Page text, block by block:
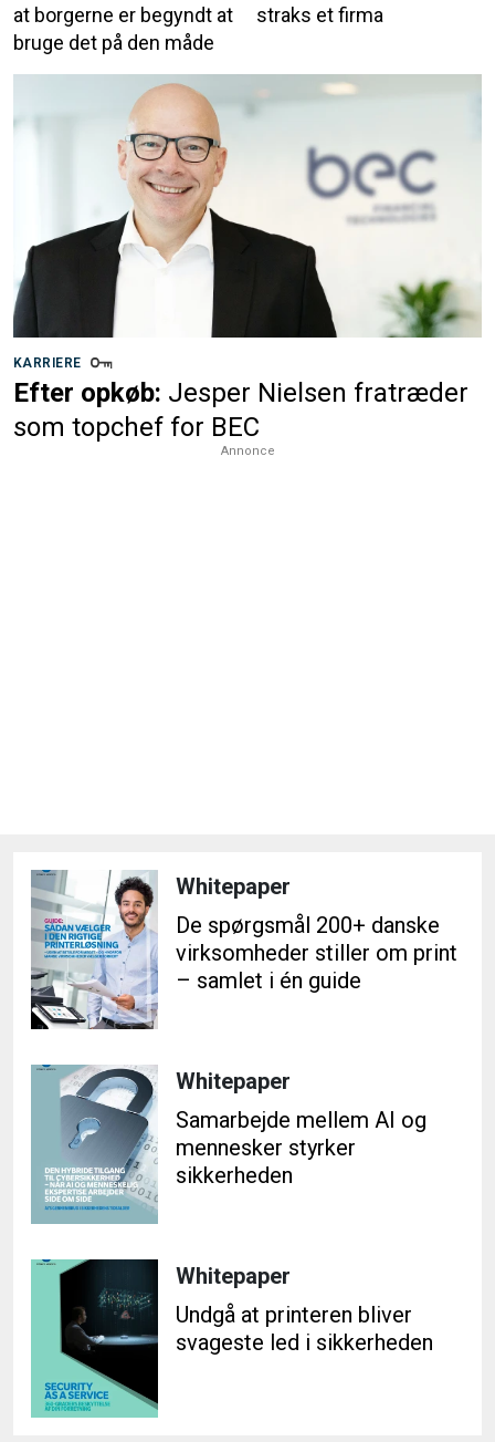
at borgerne er begyndt at
bruge det på den måde
straks et firma
KARRIERE
Efter opkøb: Jesper Nielsen fratræder
som topchef for BEC
Annonce
Whitepaper
De spørgsmål 200+ danske
virksomheder stiller om print
– samlet i én guide
Whitepaper
Samarbejde mellem AI og
mennesker styrker
sikkerheden
Whitepaper
Undgå at printeren bliver
svageste led i sikkerheden